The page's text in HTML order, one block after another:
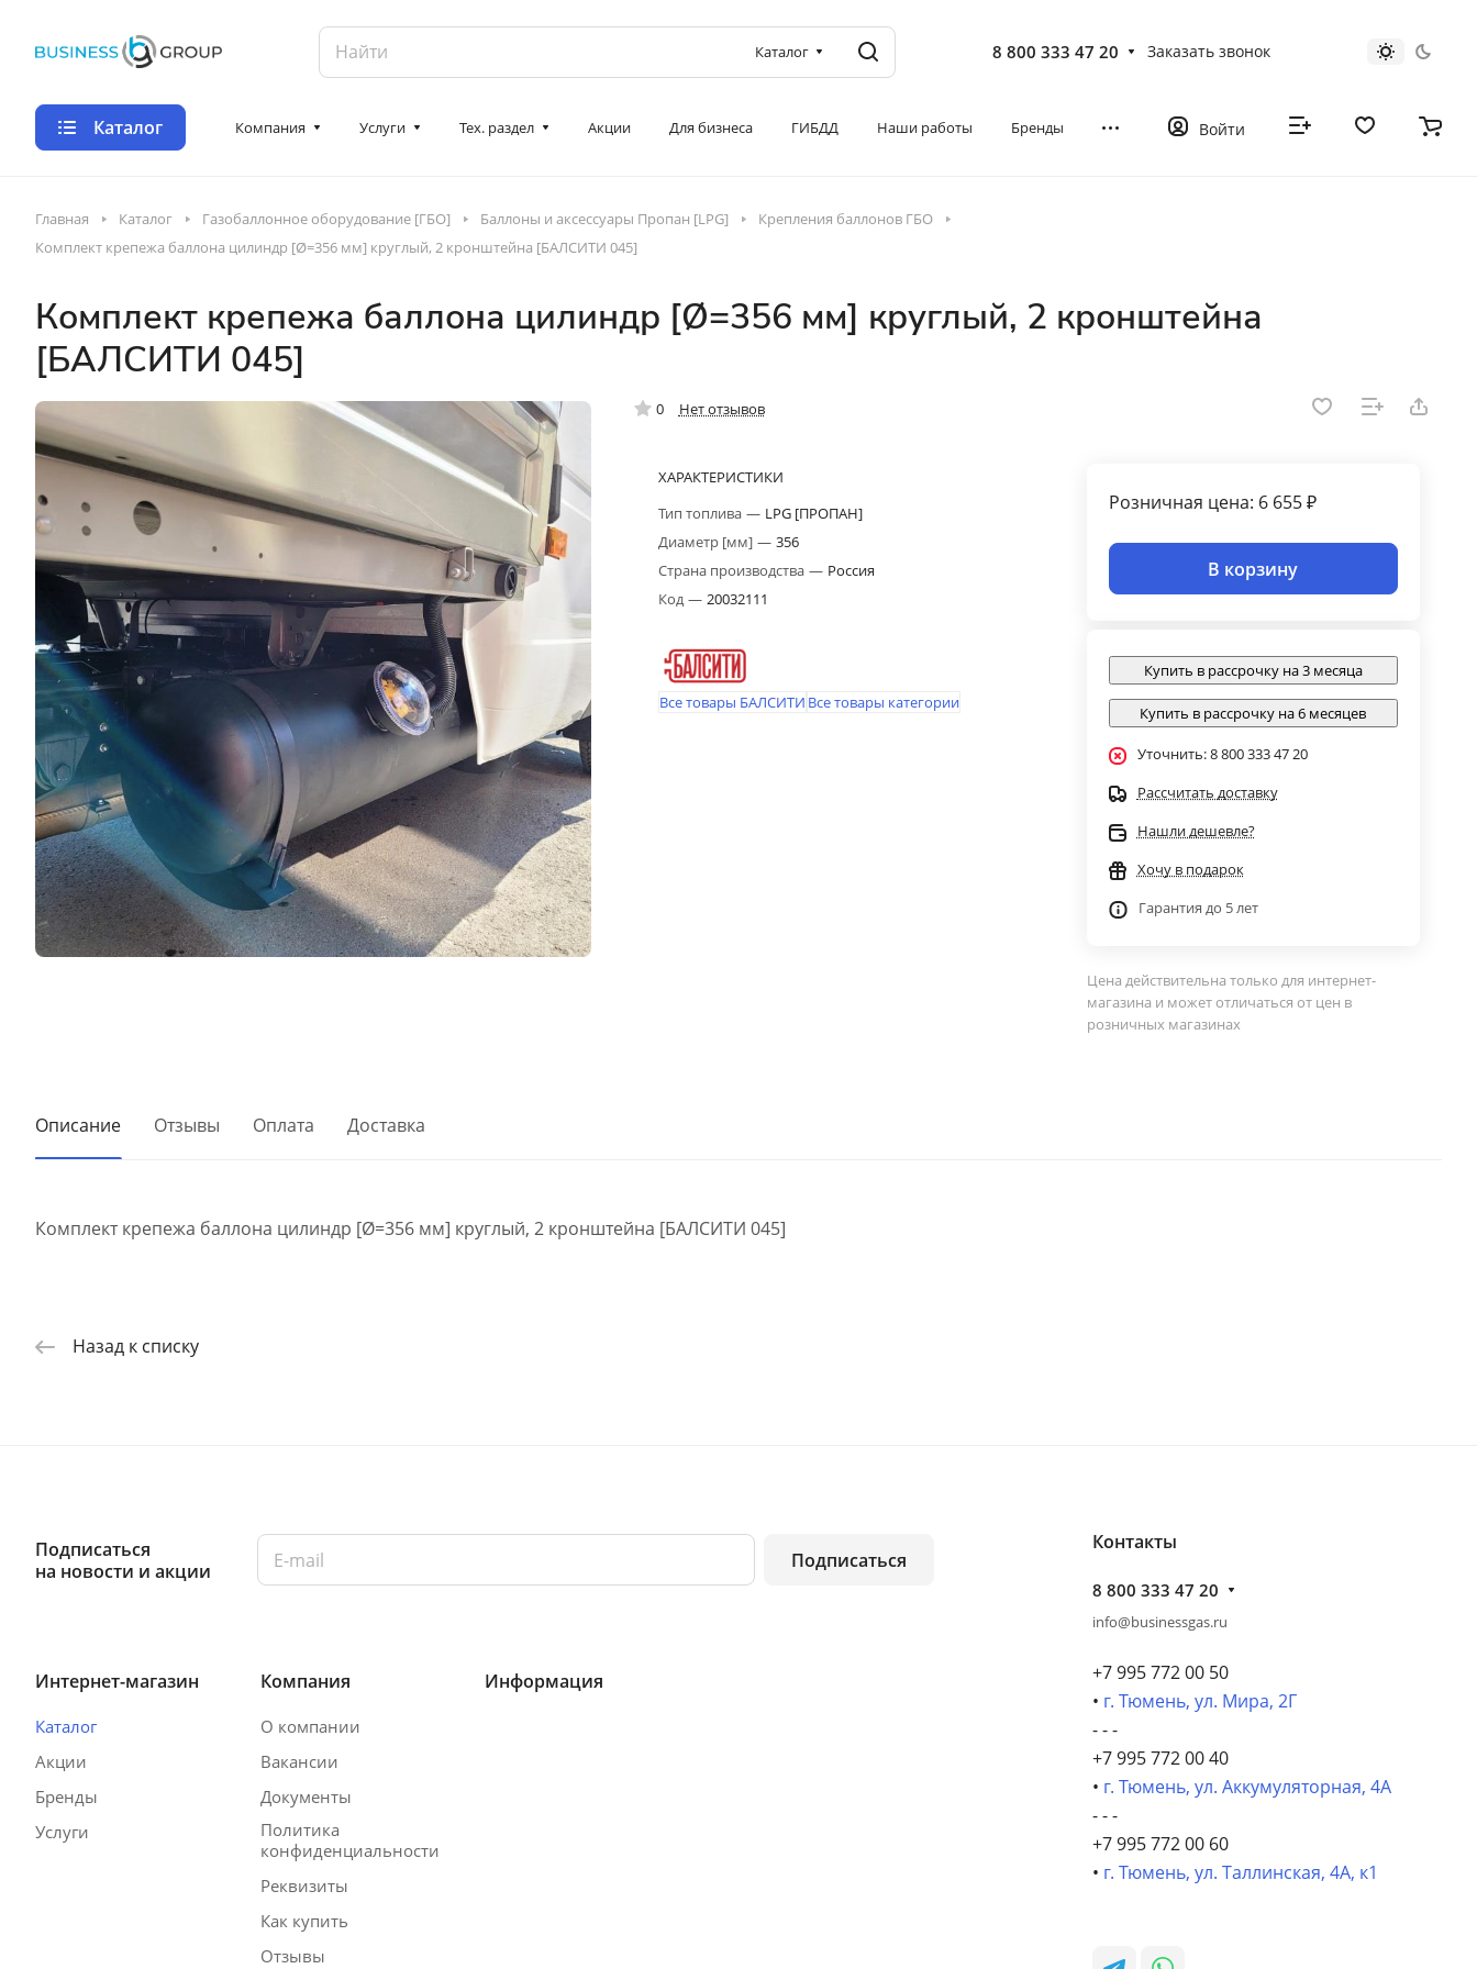
Каталог 8 800 333 47 20 Заказать звонок
Каталог Компания Услуги Тех. раздел Акции Для бизнеса ГИБДД Наши работы Бренды Войти
Главная Каталог Газобаллонное оборудование [ГБО] Баллоны и аксессуары Пропан [LPG]
Крепления баллонов ГБО
Комплект крепежа баллона цилиндр [Ø=356 мм] круглый, 2 кронштейна [БАЛСИТИ 045]
Комплект крепежа баллона цилиндр [Ø=356 мм] круглый, 2 кронштейна
[БАЛСИТИ 045]
0 Нет отзывов
ХАРАКТЕРИСТИКИ
Тип топлива — LPG [ПРОПАН]
Диаметр [мм] — 356
Страна производства — Россия
Код— 20032111
Все товары БАЛСИТИ Все товары категории
Розничная цена: 6 655 ₽
В корзину
Купить в рассрочку на 3 месяца
Купить в рассрочку на 6 месяцев
Уточнить: 8 800 333 47 20
Рассчитать доставку
Нашли дешевле?
Хочу в подарок
Гарантия до 5 лет
Цена действительна только для интернет-
магазина и может отличаться от цен в
розничных магазинах
Описание Отзывы Оплата Доставка
Комплект крепежа баллона цилиндр [Ø=356 мм] круглый, 2 кронштейна [БАЛСИТИ 045]
Назад к списку
Подписаться
на новости и акции
Подписаться
Интернет-магазин
Каталог
Акции
Бренды
Услуги
Компания
О компании
Вакансии
Документы
Политика
конфиденциальности
Реквизиты
Как купить
Отзывы
Информация
Контакты
8 800 333 47 20
info@businessgas.ru
+7 995 772 00 50
• г. Тюмень, ул. Мира, 2Г
- - -
+7 995 772 00 40
• г. Тюмень, ул. Аккумуляторная, 4А
- - -
+7 995 772 00 60
• г. Тюмень, ул. Таллинская, 4А, к1